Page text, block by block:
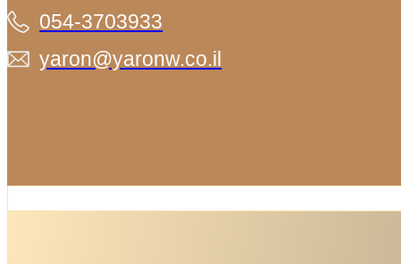
054-3703933
yaron@yaronw.co.il